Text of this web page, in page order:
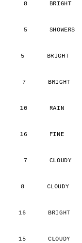
8      BRIGHT
5      SHOWERS
5      BRIGHT
7      BRIGHT
10      RAIN
16      FINE
7      CLOUDY
8      CLOUDY
16      BRIGHT
15      CLOUDY